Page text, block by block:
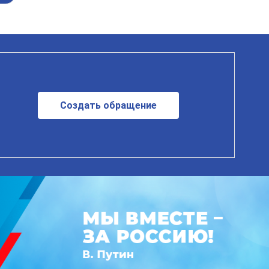
Создать обращение